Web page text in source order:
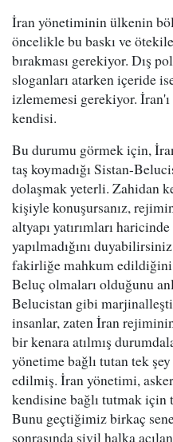
İran yönetiminin ülkenin
öncelikle bu baskı ve
bırakması gerekiyor. Dış
sloganları atarken içeride
izlememesi gerekiyor.
kendisi.
Bu durumu görmek için,
taş koymadığı Sistan-
dolaşmak yeterli. Zahidan
kişiyle konuşursanız,
altyapı yatırımları
yapılmadığını
fakirliğe mahkum
Beluç olmaları olduğunu
Belucistan gibi
insanlar, zaten İran
bir kenara atılmış
yönetime bağlı tutan tek
edilmiş. İran yönetimi,
kendisine bağlı tutmak
Bunu geçtiğimiz birkaç
sonrasında sivil halka